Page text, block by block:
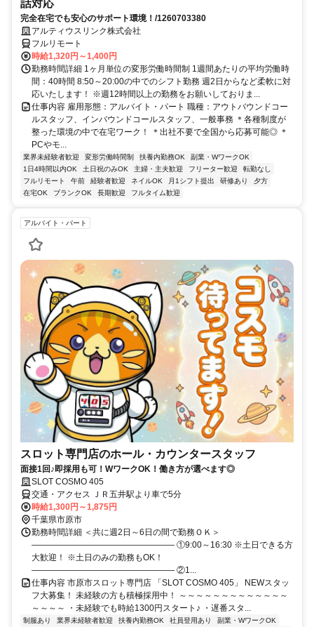
話対応
完全在宅でも安心のサポート環境！/1260703380
アルティウスリンク株式会社
フルリモート
時給1,320円～1,400円
勤務時間詳細 1ヶ月単位の変形労働時間制 1週間あたりの平均労働時
間：40時間 8:50～20:00の中でのシフト勤務 週2日からなど柔軟に対
応いたします！ ※週12時間以上の勤務をお願いしておりま...
仕事内容 雇用形態：アルバイト・パート 職種：アウトバウンドコー
ルスタッフ、インバウンドコールスタッフ、一般事務 ＊各種制度が
整った環境の中で在宅ワーク！ ＊出社不要で全国から応募可能◎ ＊
PCやモ...
業界未経験者歓迎 変形労働時間制 扶養内勤務OK
副業・WワークOK
1日4時間以内OK
土日祝のみOK 主婦・主夫歓迎 フリーター歓迎
転勤なし
フルリモート
午前 経験者歓迎 ネイルOK 月1シフト提出 研修あり
夕方
在宅OK
ブランクOK 長期歓迎 フルタイム歓迎
アルバイト・パート
スロット専門店のホール・カウンタースタッフ
面接1回♪即採用も可！WワークOK！働き方が選べます◎
SLOT COSMO 405
交通・アクセス ＪＲ五井駅より車で5分
時給1,300円～1,875円
千葉県市原市
勤務時間詳細 ＜共に週2日～6日の間で勤務ＯＫ＞
――――――――――――――――― ①9:00～16:30 ※土日できる方
大歓迎！ ※土日のみの勤務もOK！
――――――――――――――――― ②1...
仕事内容 市原市スロット専門店 「SLOT COSMO 405」 NEWスタッ
フ大募集！ 未経験の方も積極採用中！ ～～～～～～～～～～～～～
～～～～ ・未経験でも時給1300円スタート♪ ・遅番スタ...
制服あり 業界未経験者歓迎 扶養内勤務OK 社員登用あり
副業・WワークOK